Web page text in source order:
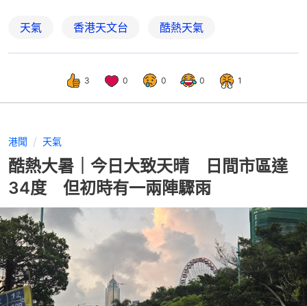
天氣 香港天文台 酷熱天氣
3 0 0 0 1
港聞 天氣
酷熱大暑｜今日大致天晴 日間市區達
34度 但初時有一兩陣驟雨